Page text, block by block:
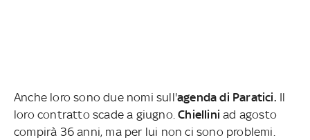
Anche loro sono due nomi sull'agenda di Paratici. Il
loro contratto scade a giugno.Chielliniad agosto
compirà 36 anni, ma per lui non ci sono problemi.